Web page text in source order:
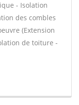
- Isolation
des combles
(Extension
de toiture -